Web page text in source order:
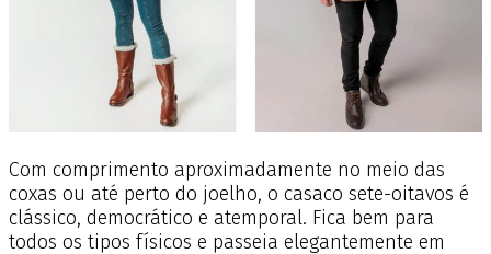
Com comprimento aproximadamente no meio das
coxas ou até perto do joelho, o casaco sete-oitavos é
clássico, democrático e atemporal. Fica bem para
todos os tipos físicos e passeia elegantemente em